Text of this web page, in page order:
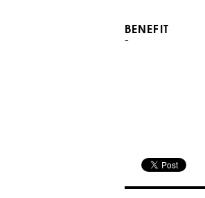
BENEFIT
-